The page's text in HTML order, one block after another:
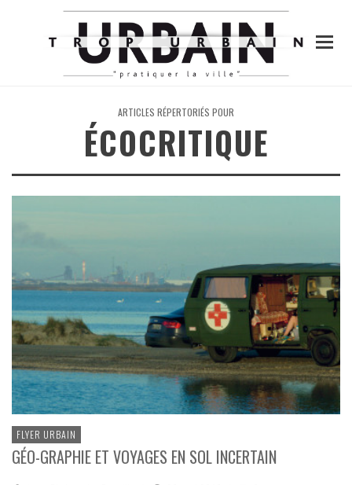
ARTICLES RÉPERTORIÉS POUR
ÉCOCRITIQUE
FLYER URBAIN
GÉO-GRAPHIE ET VOYAGES EN SOL INCERTAIN